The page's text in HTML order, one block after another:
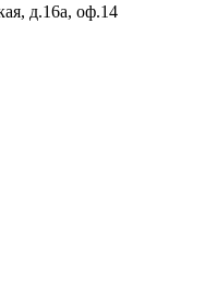
д.16а, оф.14